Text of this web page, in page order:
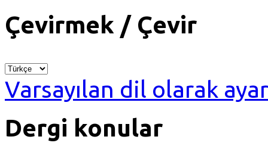
Çevirmek / Çevir
Varsayılan dil olarak
Dergi konular